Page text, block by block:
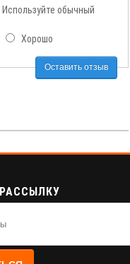
обычный
Хорошо
Оставить отзыв